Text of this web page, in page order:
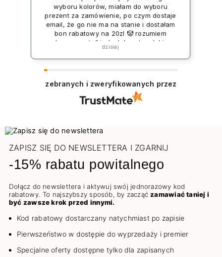
wyboru kolorów, miałam do wyboru
prezent za zamówienie, po czym dostaje
email, że go nie ma na stanie i dostałam
bon rabatowy na 20zl 🤡 rozumiem
„rekompensatę” jednak koszt np lakieru
to 39zł plus koszt przesyłki co jest w
żaden sposób niezadowalające.
dzisiaj
zebranych i zweryfikowanych przez
ZAPISZ SIĘ DO NEWSLETTERA I ZGARNIJ
-15% rabatu powitalnego
Dołącz do newslettera i aktywuj swój jednorazowy kod
rabatowy. To najszybszy sposób, by zacząćzamawiać taniej i
być zawsze krok przed innymi.
Kod rabatowy dostarczany natychmiast po zapisie
Pierwszeństwo w dostępie do wyprzedaży i premier
Specjalne oferty dostępne tylko dla zapisanych